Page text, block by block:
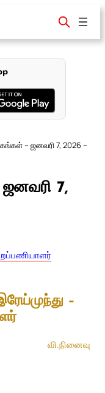
– ஜனவரி 7, 2026 –
ஜனவரி 7,
–
வி.நினைவு